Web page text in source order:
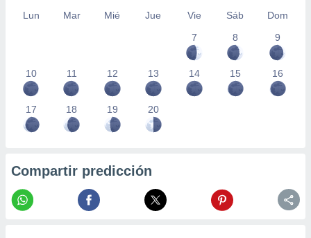
Lun Mar Mié Jue Vie Sáb
Dom
7
8 9
10 11 12 13 14 15 16
17 18 19 20
Compartir predicción